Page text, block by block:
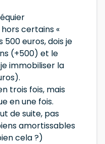
certains «
euros, dois je
(+500) et le
immobiliser la
trois fois, mais
en une fois.
de suite, pas
amortissables
cela ?)